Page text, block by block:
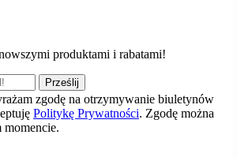
produktami i rabatami!
Prześlij
zgodę na otrzymywanie biuletynów
Politykę Prywatności. Zgodę można